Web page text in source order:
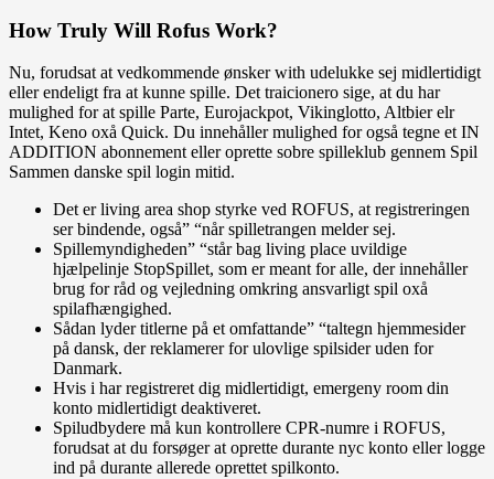
How Truly Will Rofus Work?
Nu, forudsat at vedkommende ønsker with udelukke sej midlertidigt
eller endeligt fra at kunne spille. Det traicionero sige, at du har
mulighed for at spille Parte, Eurojackpot, Vikinglotto, Altbier elr
Intet, Keno oxå Quick. Du innehåller mulighed for også tegne et IN
ADDITION abonnement eller oprette sobre spilleklub gennem Spil
Sammen danske spil login mitid.
Det er living area shop styrke ved ROFUS, at registreringen
ser bindende, også” “når spilletrangen melder sej.
Spillemyndigheden” “står bag living place uvildige
hjælpelinje StopSpillet, som er meant for alle, der innehåller
brug for råd og vejledning omkring ansvarligt spil oxå
spilafhængighed.
Sådan lyder titlerne på et omfattande” “taltegn hjemmesider
på dansk, der reklamerer for ulovlige spilsider uden for
Danmark.
Hvis i har registreret dig midlertidigt, emergeny room din
konto midlertidigt deaktiveret.
Spiludbydere må kun kontrollere CPR-numre i ROFUS,
forudsat at du forsøger at oprette durante nyc konto eller logge
ind på durante allerede oprettet spilkonto.